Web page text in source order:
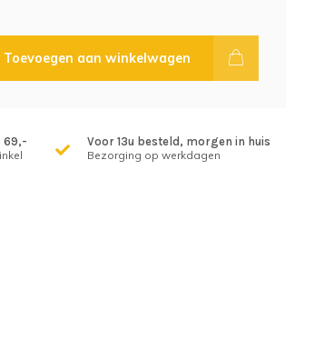
Toevoegen aan winkelwagen
69,-
Voor 13u besteld, morgen in huis
Bezorging op werkdagen